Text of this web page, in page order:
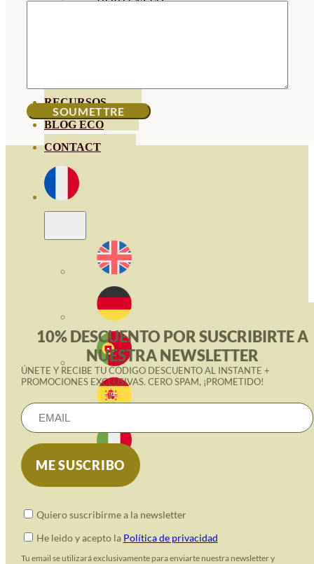
RECURSOS
BLOG ECO
CONTACT
10% DESCUENTO POR SUSCRIBIRTE A
NUESTRA NEWSLETTER
ÚNETE Y RECIBE TU CÓDIGO DESCUENTO AL INSTANTE +
PROMOCIONES EXCLUSIVAS. CERO SPAM, ¡PROMETIDO!
Quiero suscribirme a la newsletter
He leido y acepto la Política de privacidad
Tu email se utilizará exclusivamente para enviarte nuestra newsletter y